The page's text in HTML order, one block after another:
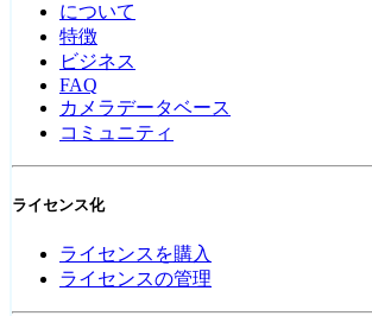
について
特徴
ビジネス
FAQ
カメラデータベース
コミュニティ
ライセンス化
ライセンスを購入
ライセンスの管理